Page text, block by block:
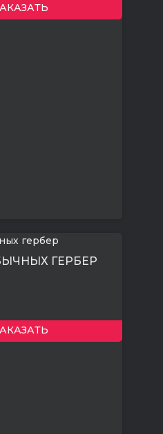
ГЕРБЕР